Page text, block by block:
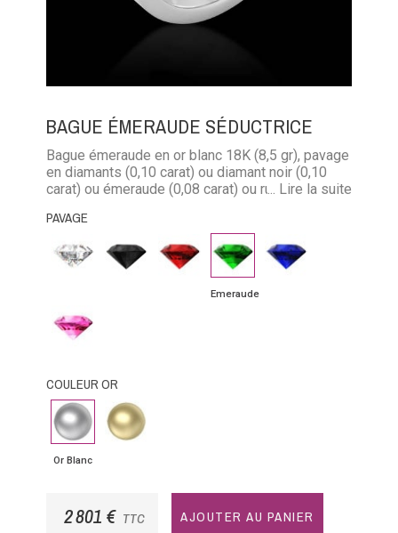
BAGUE ÉMERAUDE SÉDUCTRICE
Bague émeraude en or blanc 18K (8,5 gr), pavage
en diamants (0,10 carat) ou diamant noir (0,10
carat) ou émeraude (0,08 carat) ou rubis (0,11
(0,11 carat)
... Lire la suite
PAVAGE
Diamant
Diamant
noir
Rubis Emeraude
Emeraude
Saphir
bleu
Saphir
rose
COULEUR OR
Or
Blanc
Or Blanc
Or
Jaune
2 801 € TTC AJOUTER AU PANIER